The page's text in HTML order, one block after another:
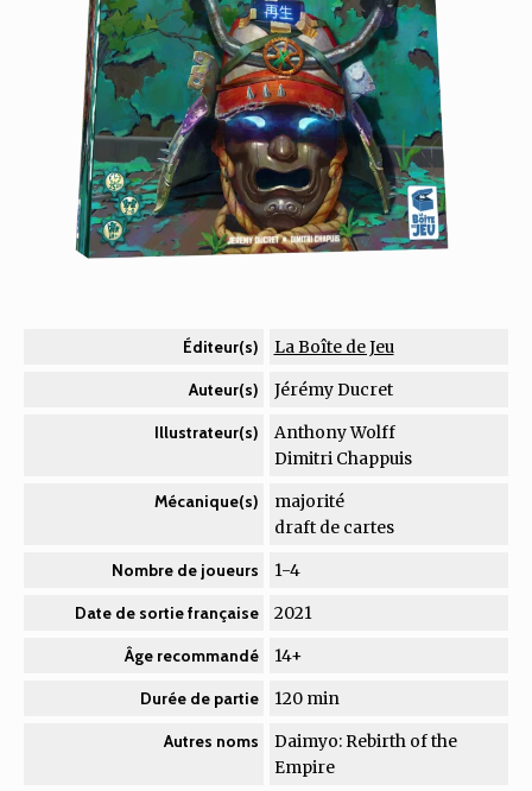
Éditeur(s) La Boîte de Jeu
Auteur(s) Jérémy Ducret
Illustrateur(s)
Anthony Wolff
Dimitri Chappuis
Mécanique(s)
majorité
draft de cartes
Nombre de joueurs 1-4
Date de sortie française 2021
Âge recommandé 14+
Durée de partie 120 min
Autres noms
Daimyo: Rebirth of the
Empire